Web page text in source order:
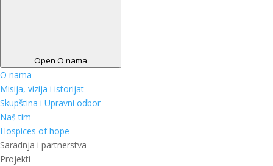
Open O nama
O nama
Misija, vizija i istorijat
Skupština i Upravni odbor
Naš tim
Hospices of hope
Saradnja i partnerstva
Projekti